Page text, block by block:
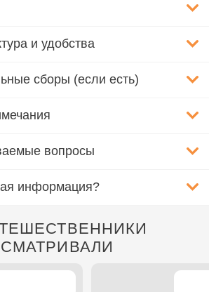
и удобства
сборы (если есть)
вопросы
информация?